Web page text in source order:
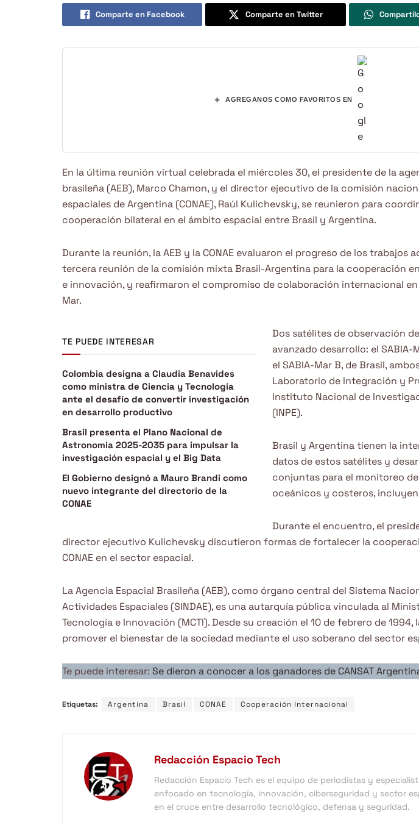
Comparte en Facebook Comparte en Twitter
+ AGREGANOS COMO FAVORITOS EN
En la última reunión virtual celebrada el miércoles 30, el presidente de la
brasileña (AEB), Marco Chamon, y el director ejecutivo de la comisión
espaciales de Argentina (CONAE), Raúl Kulichevsky, se reunieron para
cooperación bilateral en el ámbito espacial entre Brasil y Argentina.
Durante la reunión, la AEB y la CONAE evaluaron el progreso de los trabajos
tercera reunión de la comisión mixta Brasil-Argentina para la cooperación
e innovación, y reafirmaron el compromiso de colaboración internacional
Mar.
TE PUEDE INTERESAR
Colombia designa a Claudia Benavides
como ministra de Ciencia y Tecnología
ante el desafío de convertir investigación
en desarrollo productivo
Brasil presenta el Plano Nacional de
Astronomia 2025-2035 para impulsar la
investigación espacial y el Big Data
El Gobierno designó a Mauro Brandi como
nuevo integrante del directorio de la
CONAE
Dos satélites de observación
avanzado desarrollo: el SABIA-
el SABIA-Mar B, de Brasil,
Laboratorio de Integración y
Instituto Nacional de
(INPE).
Brasil y Argentina tienen la
datos de estos satélites y
conjuntas para el monitoreo
oceánicos y costeros,
Durante el encuentro, el
director ejecutivo Kulichevsky discutieron formas de fortalecer la
CONAE en el sector espacial.
La Agencia Espacial Brasileña (AEB), como órgano central del Sistema
Actividades Espaciales (SINDAE), es una autarquía pública vinculada al
Tecnología e Innovación (MCTI). Desde su creación el 10 de febrero de 1994,
promover el bienestar de la sociedad mediante el uso soberano del sector
Te puede interesar: Se dieron a conocer a los ganadores de CANSAT
Etiquetas: Argentina Brasil CONAE Cooperación Internacional
Redacción Espacio Tech
Redacción Espacio Tech es el equipo de periodistas y
enfocado en tecnología, innovación, ciberseguridad y sector
en el cruce entre desarrollo tecnológico, defensa y seguridad.